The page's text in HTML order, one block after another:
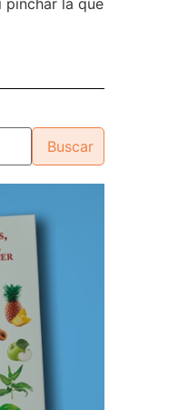
pinchar la que